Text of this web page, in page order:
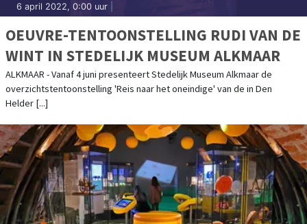
6 april 2022, 0:00 uur
OEUVRE-TENTOONSTELLING RUDI VAN DE
WINT IN STEDELIJK MUSEUM ALKMAAR
ALKMAAR - Vanaf 4 juni presenteert Stedelijk Museum Alkmaar de
overzichtstentoonstelling 'Reis naar het oneindige' van de in Den
Helder [...]